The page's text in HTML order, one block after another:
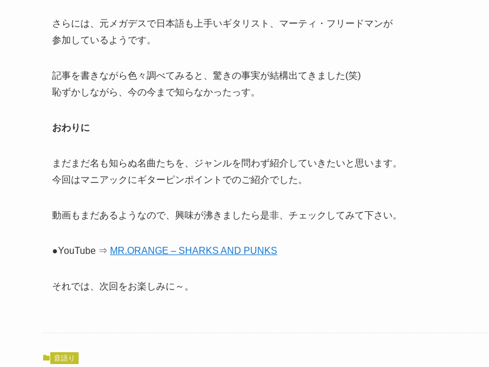
さらには、元メガデスで日本語も上手いギタリスト、マーティ・フリードマンが
参加しているようです。
記事を書きながら色々調べてみると、驚きの事実が結構出てきました(笑)
恥ずかしながら、今の今まで知らなかったっす。
おわりに
まだまだ名も知らぬ名曲たちを、ジャンルを問わず紹介していきたいと思います。
今回はマニアックにギターピンポイントでのご紹介でした。
動画もまだあるようなので、興味が沸きましたら是非、チェックしてみて下さい。
●YouTube ⇒ MR.ORANGE – SHARKS AND PUNKS
それでは、次回をお楽しみに～。
音語り